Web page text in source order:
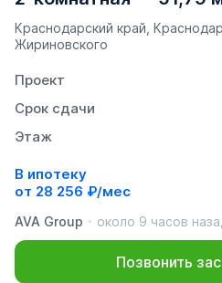
Краснодарский край,
Жириновского
Проект
Срок сдачи
Этаж
В ипотеку
от 28 256 ₽/мес
AVA Group
около 9 часов
Позвонить